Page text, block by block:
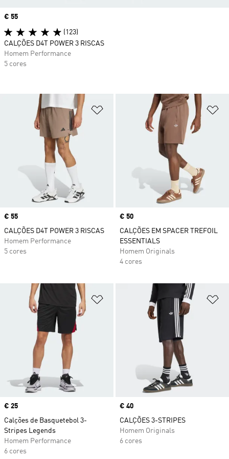
Adicionar à Lista de Desejos
Price
€ 55
CALÇÕES D4T POWER 3 RISCAS
Homem Performance
5 cores
Price
€ 50
CALÇÕES EM SPACER TREFOIL
ESSENTIALS
Homem Originals
4 cores
Adicionar à Lista de Desejos
Price
€ 25
Calções de Basquetebol 3-
Stripes Legends
Homem Performance
6 cores
Price
€ 40
CALÇÕES 3-STRIPES
Homem Originals
6 cores
Price
€ 55
(123)
CALÇÕES D4T POWER 3 RISCAS
Homem Performance
5 cores